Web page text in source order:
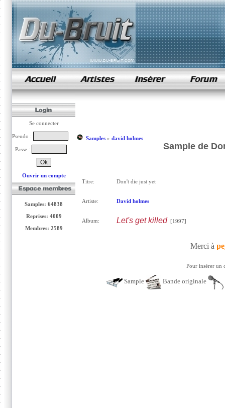
samples de rap
Se connecter
Pseudo :
Passe :
Ouvrir un compte
Samples: 64838
Reprises: 4009
Membres: 2589
Samples» david holmes
Sample de
Titre: Don't die just yet
Artiste: David holmes
Album: Let's get killed[1997]
Merci à
Pour insérer un
Sample Bande originale